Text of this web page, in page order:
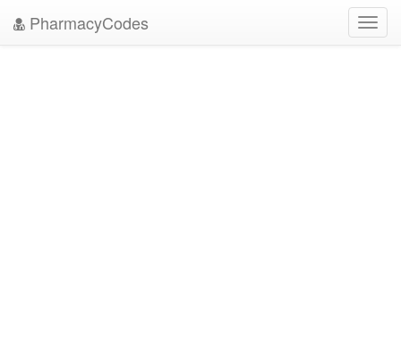
PharmacyCodes